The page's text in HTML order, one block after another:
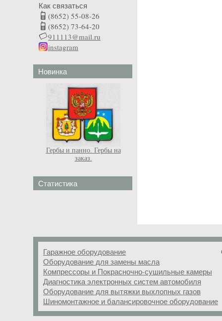
Как связаться
(8652) 55-08-26
(8652) 73-64-20
911113@mail.ru
instagram
Новинка
Гербы и панно. Гербы на
заказ.
Статистика
Гаражное оборудование
Оборудование для замены масла
Компрессоры и Покрасночно-сушильные камеры
Диагностика электронных систем автомобиля
Оборудование для вытяжки выхлопных газов
Шиномонтажное и балансировочное оборудование